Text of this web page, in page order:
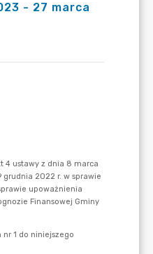
- 27 marca